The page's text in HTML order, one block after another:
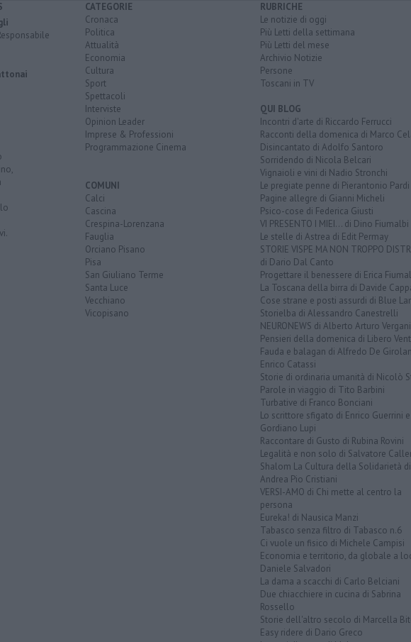
CATEGORIE
Cronaca
Politica
Attualità
Economia
Cultura
Sport
Spettacoli
Interviste
Opinion Leader
Imprese & Professioni
Programmazione Cinema
COMUNI
Calci
Cascina
Crespina-Lorenzana
Fauglia
Orciano Pisano
Pisa
San Giuliano Terme
Santa Luce
Vecchiano
Vicopisano
RUBRICHE
Le notizie di oggi
Più Letti della settimana
Più Letti del mese
Archivio Notizie
Persone
Toscani in TV
QUI BLOG
Incontri d'arte di Riccardo Ferrucci
Racconti della domenica di Marco
Disincantato di Adolfo Santoro
Sorridendo di Nicola Belcari
Vignaioli e vini di Nadio Stronchi
Le pregiate penne di Pierantonio Pardi
Pagine allegre di Gianni Micheli
Psico-cose di Federica Giusti
VI PRESENTO I MIEI... di Dino Fiumalbi
Le stelle di Astrea di Edit Permay
STORIE VISPE MA NON TROPPO
di Dario Dal Canto
Progettare il benessere di Erica
La Toscana della birra di Davide
Cose strane e posti assurdi di Blue
Storielba di Alessandro Canestrelli
NEURONEWS di Alberto Arturo Vergani
Pensieri della domenica di Libero
Fauda e balagan di Alfredo De
Enrico Catassi
Storie di ordinaria umanità di Nicolò
Parole in viaggio di Tito Barbini
Turbative di Franco Bonciani
Lo scrittore sfigato di Enrico Guerrini e
Gordiano Lupi
Raccontare di Gusto di Rubina Rovini
Legalità e non solo di Salvatore
Shalom La Cultura della Solidarietà
Andrea Pio Cristiani
VERSI-AMO di Chi mette al centro la
persona
Eureka! di Nausica Manzi
Tabasco senza filtro di Tabasco n.6
Ci vuole un fisico di Michele Campisi
Economia e territorio, da globale a
Daniele Salvadori
La dama a scacchi di Carlo Belciani
Due chiacchiere in cucina di Sabrina
Rossello
Storie dell'altro secolo di Marcella
Easy ridere di Dario Greco